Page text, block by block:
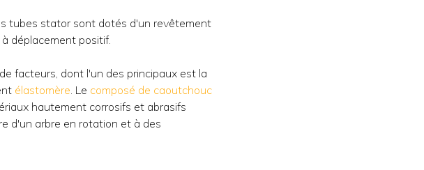
tubes stator sont dotés d'un revêtement
déplacement positif.
facteurs, dont l'un des principaux est la
élastomère. Le composé de caoutchouc
hautement corrosifs et abrasifs
d'un arbre en rotation et à des